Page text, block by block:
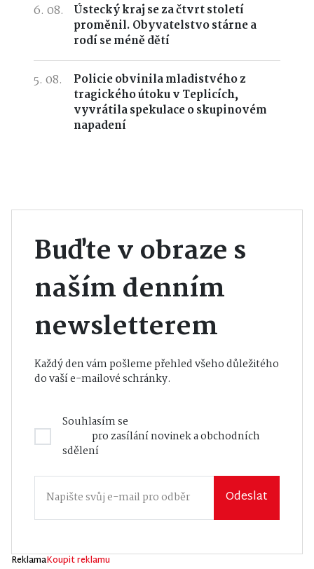
6. 08.
Ústecký kraj se za čtvrt století
proměnil. Obyvatelstvo stárne a
rodí se méně dětí
5. 08.
Policie obvinila mladistvého z
tragického útoku v Teplicích,
vyvrátila spekulace o skupinovém
napadení
Buďte v obraze s
naším denním
newsletterem
Každý den vám pošleme přehled všeho důležitého
do vaší e-mailové schránky.
Souhlasím se
pro zasílání novinek a obchodních
sdělení
Odeslat
ReklamaKoupit reklamu